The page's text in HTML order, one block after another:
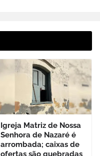
Igreja Matriz de Nossa
Senhora de Nazaré é
arrombada; caixas de
ofertas são quebradas